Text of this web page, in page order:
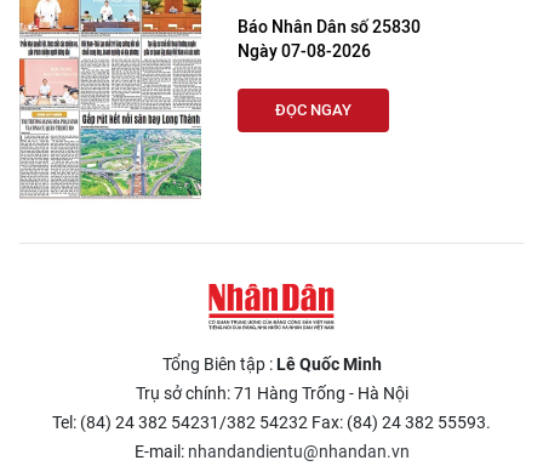
Báo Nhân Dân số 25830
Ngày 07-08-2026
ĐỌC NGAY
Tổng Biên tập :Lê Quốc Minh
Trụ sở chính: 71 Hàng Trống - Hà Nội
Tel: (84) 24 382 54231/382 54232 Fax: (84) 24 382 55593.
E-mail: nhandandientu@nhandan.vn